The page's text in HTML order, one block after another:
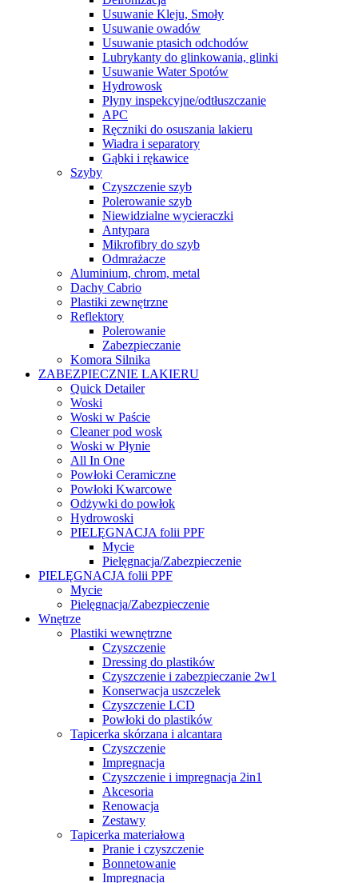
Usuwanie Kleju, Smoły
Usuwanie owadów
Usuwanie ptasich odchodów
Lubrykanty do glinkowania, glinki
Usuwanie Water Spotów
Hydrowosk
Płyny inspekcyjne/odtłuszczanie
APC
Ręczniki do osuszania lakieru
Wiadra i separatory
Gąbki i rękawice
Szyby
Czyszczenie szyb
Polerowanie szyb
Niewidzialne wycieraczki
Antypara
Mikrofibry do szyb
Odmrażacze
Aluminium, chrom, metal
Dachy Cabrio
Plastiki zewnętrzne
Reflektory
Polerowanie
Zabezpieczanie
Komora Silnika
ZABEZPIECZNIE LAKIERU
Quick Detailer
Woski
Woski w Paście
Cleaner pod wosk
Woski w Płynie
All In One
Powłoki Ceramiczne
Powłoki Kwarcowe
Odżywki do powłok
Hydrowoski
PIELĘGNACJA folii PPF
Mycie
Pielęgnacja/Zabezpieczenie
PIELĘGNACJA folii PPF
Mycie
Pielęgnacja/Zabezpieczenie
Wnętrze
Plastiki wewnętrzne
Czyszczenie
Dressing do plastików
Czyszczenie i zabezpieczanie 2w1
Konserwacja uszczelek
Czyszczenie LCD
Powłoki do plastików
Tapicerka skórzana i alcantara
Czyszczenie
Impregnacja
Czyszczenie i impregnacja 2in1
Akcesoria
Renowacja
Zestawy
Tapicerka materiałowa
Pranie i czyszczenie
Bonnetowanie
Impregnacja